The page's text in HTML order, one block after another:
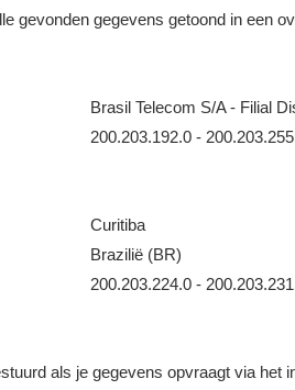
gevonden gegevens getoond in een
Brasil Telecom S/A - Filial
200.203.192.0 -
Curitiba
Brazilië (BR)
200.203.224.0 -
als je gegevens opvraagt via het